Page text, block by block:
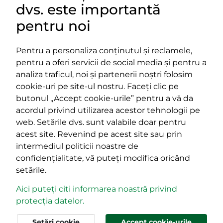
LINKURI UTILE
Impressum
Termeni și condiții
Platforma PPE
400029 Cluj-Napoca,
strada Cardinal Iuliu Hossu, nr.
41
tel/fax:0723 250 321
email:office@rmdsz.ro
400489 Cluj-Napoca,
strada Republicii, nr.
60
tel/fax:0264 590 758
email:
© rmdsz.ro 2026
dvs. este importantă
pentru noi
Pentru a personaliza conținutul și reclamele,
pentru a oferi servicii de social media și pentru a
analiza traficul, noi și partenerii noștri folosim
cookie-uri pe site-ul nostru. Faceți clic pe
butonul „Accept cookie-urile” pentru a vă da
acordul privind utilizarea acestor tehnologii pe
web. Setările dvs. sunt valabile doar pentru
acest site. Revenind pe acest site sau prin
intermediul politicii noastre de
confidențialitate, vă puteți modifica oricând
setările.
Aici puteți citi informarea noastră privind
protecția datelor.